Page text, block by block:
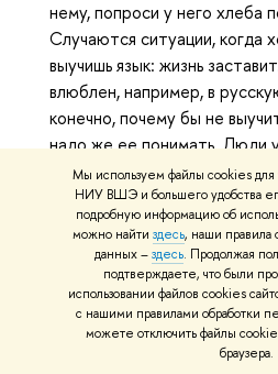
Мы используем файлы cookies для
НИУ ВШЭ и большего удобства
подробную информацию об
можно найти здесь, наши правила
данных –здесь. Продолжая
подтверждаете, что были
использовании файлов cookies
с нашими правилами обработки
можете отключить файлы
браузера.
нему, попроси у него хлеба
Случаются ситуации, когда
выучишь язык: жизнь
влюблен, например, в
конечно, почему бы не
надо же ее понимать. Люди
чтобы понимать друг друга,
представителями другой
можно жить в изоляции и не
человек так устроен, что
правило, не устраивает:
открывать новые земли,
кто там живет. Людям
пределы собственного